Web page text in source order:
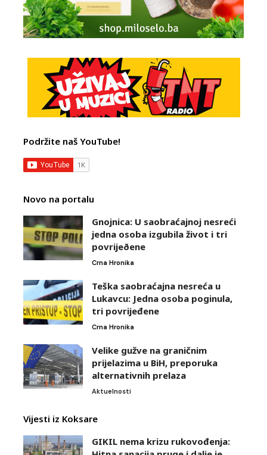
Podržite naš YouTube!
Novo na portalu
Gnojnica: U saobraćajnoj nesreći
jedna osoba izgubila život i tri
povrijeðene
Crna Hronika
Teška saobraćajna nesreća u
Lukavcu: Jedna osoba poginula,
tri povrijeđene
Crna Hronika
Velike gužve na graničnim
prijelazima u BiH, preporuka
alternativnih prelaza
Aktuelnosti
Vijesti iz Koksare
GIKIL nema krizu rukovođenja: